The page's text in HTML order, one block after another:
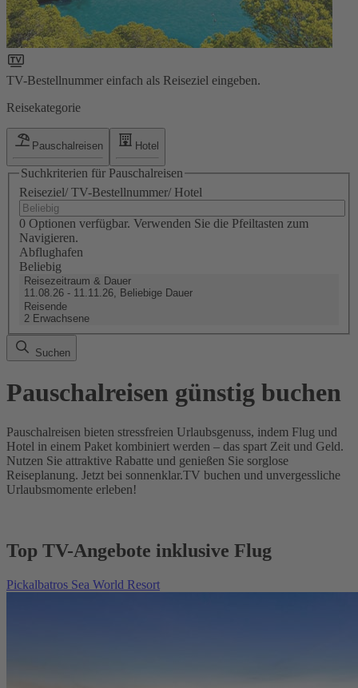
TV-Bestellnummer einfach als Reiseziel eingeben.
Reisekategorie
Pauschalreisen Hotel
Suchkriterien für Pauschalreisen
Reiseziel/ TV-Bestellnummer/ Hotel
0 Optionen verfügbar. Verwenden Sie die Pfeiltasten zum
Navigieren.
Abflughafen
Beliebig
Reisezeitraum & Dauer
11.08.26 - 11.11.26, Beliebige Dauer
Reisende
2 Erwachsene
Suchen
Pauschalreisen günstig buchen
Pauschalreisen bieten stressfreien Urlaubsgenuss, indem Flug und
Hotel in einem Paket kombiniert werden – das spart Zeit und Geld.
Nutzen Sie attraktive Rabatte und genießen Sie sorglose
Reiseplanung. Jetzt bei sonnenklar.TV buchen und unvergessliche
Urlaubsmomente erleben!
Top TV-Angebote inklusive Flug
Pickalbatros Sea World Resort